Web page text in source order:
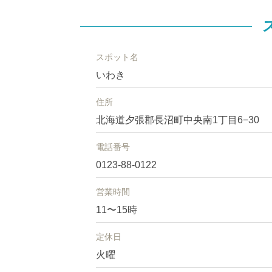
スポット名
いわき
住所
北海道夕張郡長沼町中央南1丁目6−30
電話番号
0123-88-0122
営業時間
11〜15時
定休日
火曜